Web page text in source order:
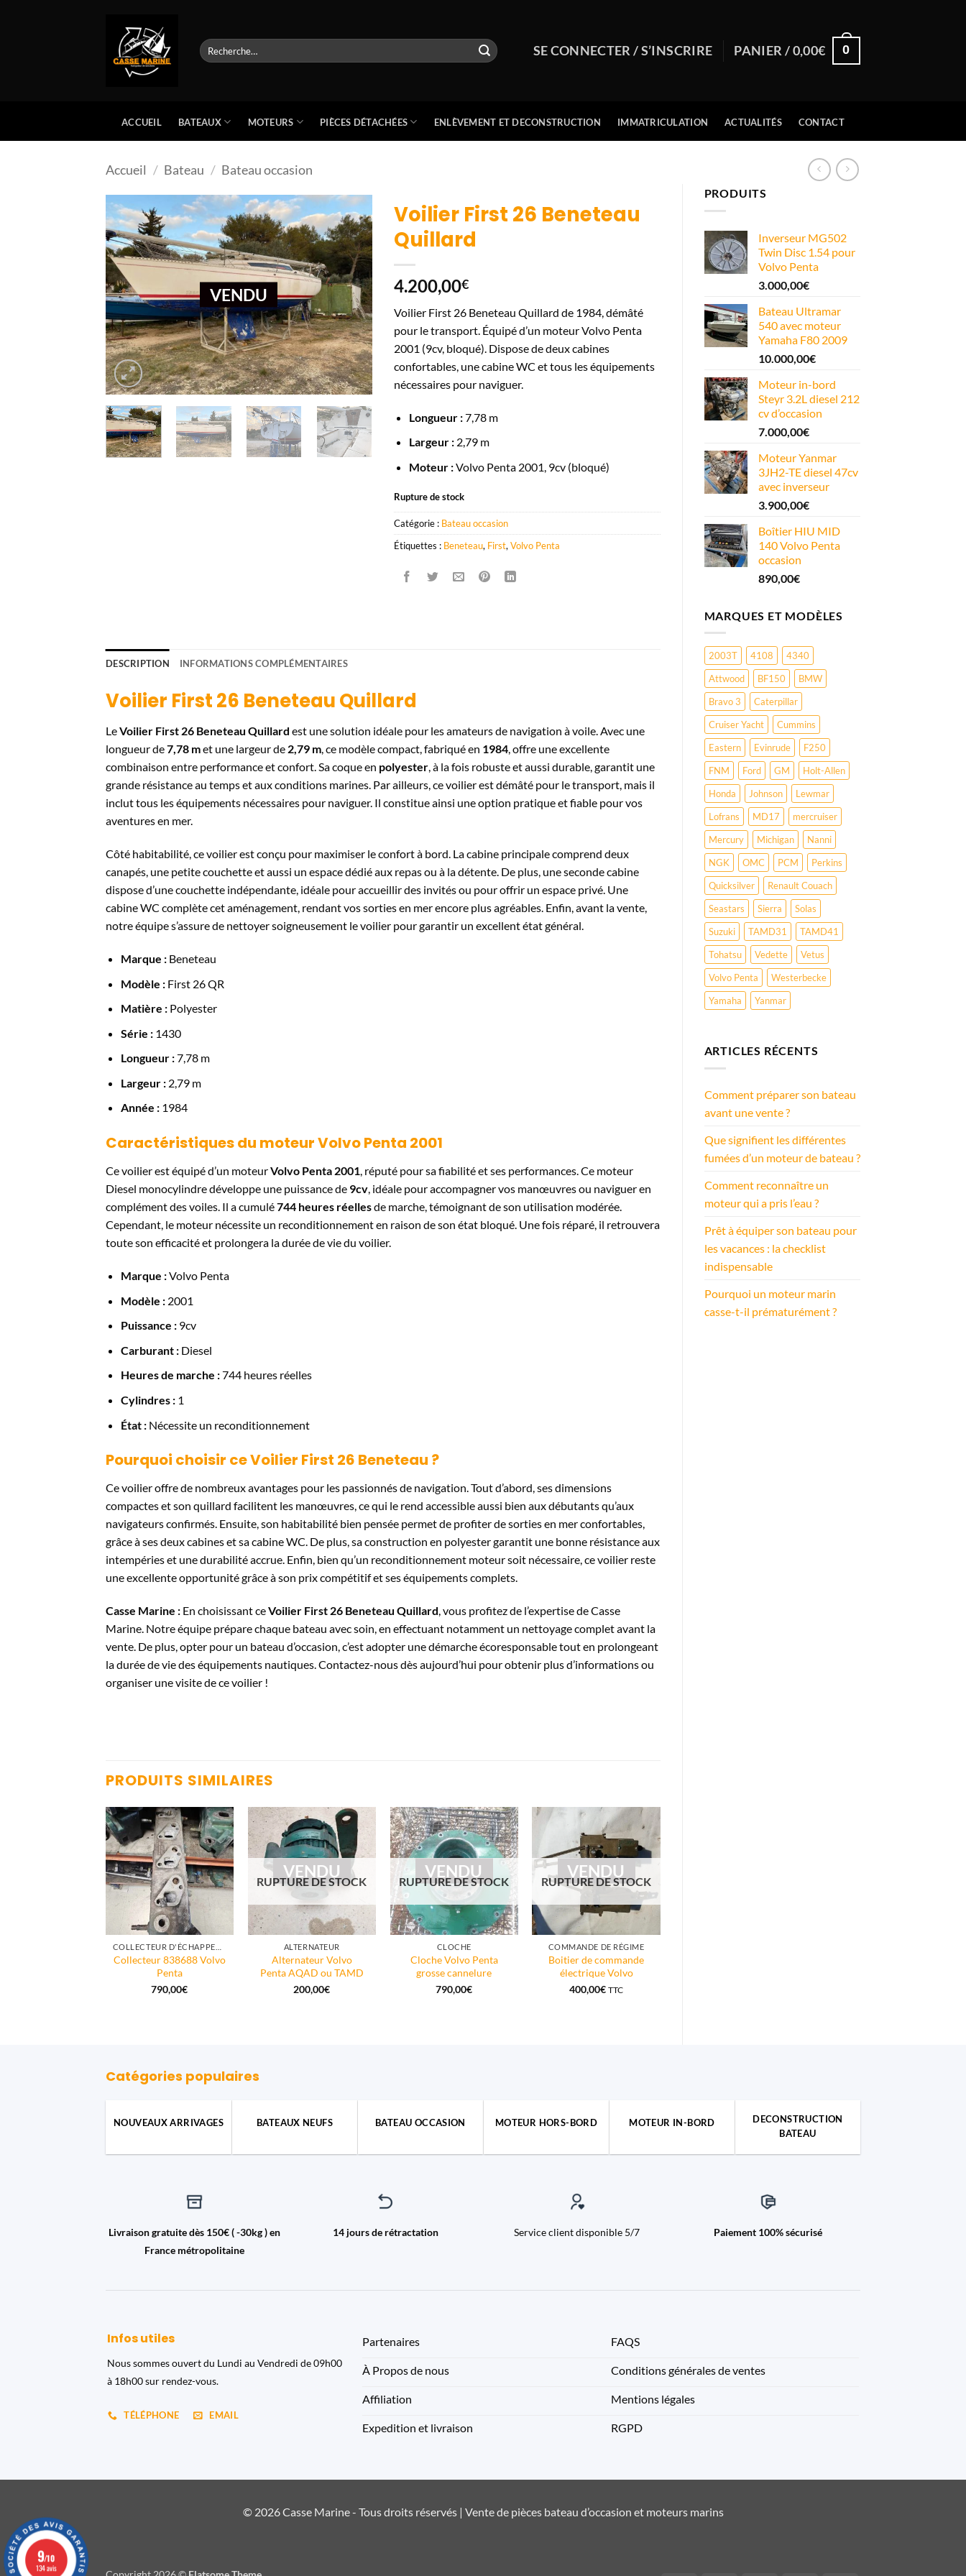
Recherche
pour :
SE CONNECTER / S’INSCRIRE PANIER /0,00€ 0
ACCUEIL BATEAUX MOTEURS PIÈCES DÉTACHÉES ENLÈVEMENT ET DECONSTRUCTION IMMATRICULATION ACTUALITÉS CONTACT
Accueil / Bateau / Bateau occasion
PRODUITS
Inverseur MG502
Twin Disc 1.54 pour
Volvo Penta
3.000,00€
Bateau Ultramar
540 avec moteur
Yamaha F80 2009
10.000,00€
Moteur in-bord
Steyr 3.2L diesel 212
cv d’occasion
7.000,00€
Moteur Yanmar
3JH2-TE diesel 47cv
avec inverseur
3.900,00€
Boîtier HIU MID
140 Volvo Penta
occasion
890,00€
MARQUES ET MODÈLES
2003T 4108
4340
Attwood
BF150
BMW
Bravo 3
Caterpillar
Cruiser Yacht
Cummins
Eastern
Evinrude
F250
FNM
Ford GM
Holt-Allen
Honda
Johnson
Lewmar
Lofrans
MD17
mercruiser
Mercury
Michigan
Nanni
NGK
OMC PCM
Perkins
Quicksilver
Renault Couach
Seastars
Sierra
Solas
Suzuki
TAMD31
TAMD41
Tohatsu
Vedette
Vetus
Volvo Penta
Westerbecke
Yamaha
Yanmar
ARTICLES RÉCENTS
Comment préparer son bateau
avant une vente ?
Que signifient les différentes
fumées d’un moteur de bateau ?
Comment reconnaître un
moteur qui a pris l’eau ?
Prêt à équiper son bateau pour
les vacances : la checklist
indispensable
Pourquoi un moteur marin
casse-t-il prématurément ?
VENDU
Voilier First 26 Beneteau
Quillard
4.200,00€
Voilier First 26 Beneteau Quillard de 1984, démâté
pour le transport. Équipé d’un moteur Volvo Penta
2001 (9cv, bloqué). Dispose de deux cabines
confortables, une cabine WC et tous les équipements
nécessaires pour naviguer.
Longueur :7,78 m
Largeur :2,79 m
Moteur :Volvo Penta 2001, 9cv (bloqué)
Rupture de stock
Catégorie : Bateau occasion
Étiquettes : Beneteau, First, Volvo Penta
DESCRIPTION INFORMATIONS COMPLÉMENTAIRES
Voilier First 26 Beneteau Quillard
LeVoilier First 26 Beneteau Quillard est une solution idéale pour les amateurs de navigation à voile. Avec une
longueur de7,78 met une largeur de 2,79 m, ce modèle compact, fabriqué en 1984, offre une excellente
combinaison entre performance et confort. Sa coque en polyester, à la fois robuste et aussi durable, garantit une
grande résistance au temps et aux conditions marines. Par ailleurs, ce voilier est démâté pour le transport, mais il
inclut tous les équipements nécessaires pour naviguer. Il constitue ainsi une option pratique et fiable pour vos
aventures en mer.
Côté habitabilité, ce voilier est conçu pour maximiser le confort à bord. La cabine principale comprend deux
canapés, une petite couchette et aussi un espace dédié aux repas ou à la détente. De plus, une seconde cabine
dispose d’une couchette indépendante, idéale pour accueillir des invités ou pour offrir un espace privé. Une
cabine WC complète cet aménagement, rendant vos sorties en mer encore plus agréables. Enfin, avant la vente,
notre équipe s’assure de nettoyer soigneusement le voilier pour garantir un excellent état général.
Marque :Beneteau
Modèle :First 26 QR
Matière :Polyester
Série :1430
Longueur :7,78 m
Largeur :2,79 m
Année :1984
Caractéristiques du moteur Volvo Penta 2001
Ce voilier est équipé d’un moteurVolvo Penta 2001, réputé pour sa fiabilité et ses performances. Ce moteur
Diesel monocylindre développe une puissance de 9cv, idéale pour accompagner vos manœuvres ou naviguer en
complément des voiles. Il a cumulé744 heures réellesde marche, témoignant de son utilisation modérée.
Cependant, le moteur nécessite un reconditionnement en raison de son état bloqué. Une fois réparé, il retrouvera
toute son efficacité et prolongera la durée de vie du voilier.
Marque :Volvo Penta
Modèle :2001
Puissance :9cv
Carburant :Diesel
Heures de marche :744 heures réelles
Cylindres :1
État :Nécessite un reconditionnement
Pourquoi choisir ce Voilier First 26 Beneteau ?
Ce voilier offre de nombreux avantages pour les passionnés de navigation. Tout d’abord, ses dimensions
compactes et son quillard facilitent les manœuvres, ce qui le rend accessible aussi bien aux débutants qu’aux
navigateurs confirmés. Ensuite, son habitabilité bien pensée permet de profiter de sorties en mer confortables,
grâce à ses deux cabines et sa cabine WC. De plus, sa construction en polyester garantit une bonne résistance aux
intempéries et une durabilité accrue. Enfin, bien qu’un reconditionnement moteur soit nécessaire, ce voilier reste
une excellente opportunité grâce à son prix compétitif et ses équipements complets.
Casse Marine : En choisissant ceVoilier First 26 Beneteau Quillard, vous profitez de l’expertise de Casse
Marine. Notre équipe prépare chaque bateau avec soin, en effectuant notamment un nettoyage complet avant la
vente. De plus, opter pour un bateau d’occasion, c’est adopter une démarche écoresponsable tout en prolongeant
la durée de vie des équipements nautiques. Contactez-nous dès aujourd’hui pour obtenir plus d’informations ou
organiser une visite de ce voilier !
PRODUITS SIMILAIRES
Collecteur 838688 Volvo
Penta
790,00€
VENDU
RUPTURE DE STOCK
ALTERNATEUR
Alternateur Volvo
Penta AQAD ou TAMD
200,00€
VENDU
RUPTURE DE STOCK
CLOCHE
Cloche Volvo Penta
grosse cannelure
790,00€
VENDU
RUPTURE DE STOCK
COMMANDE DE RÉGIME
Boitier de commande
électrique Volvo
400,00€ TTC
Catégories populaires
NOUVEAUX ARRIVAGES BATEAUX NEUFS BATEAU OCCASION MOTEUR HORS-BORD MOTEUR IN-BORD
DECONSTRUCTION
BATEAU
Livraison gratuite dès 150€ ( -30kg ) en
France métropolitaine
14 jours de rétractation Service client disponible 5/7 Paiement 100% sécurisé
Infos utiles
Nous sommes ouvert du Lundi au Vendredi de 09h00
à 18h00 sur rendez-vous.
TÉLÉPHONE EMAIL
Partenaires
À Propos de nous
Affiliation
Expedition et livraison
FAQS
Conditions générales de ventes
Mentions légales
RGPD
© 2026 Casse Marine - Tous droits réservés | Vente de pièces bateau d’occasion et moteurs marins
9/10
134 avis